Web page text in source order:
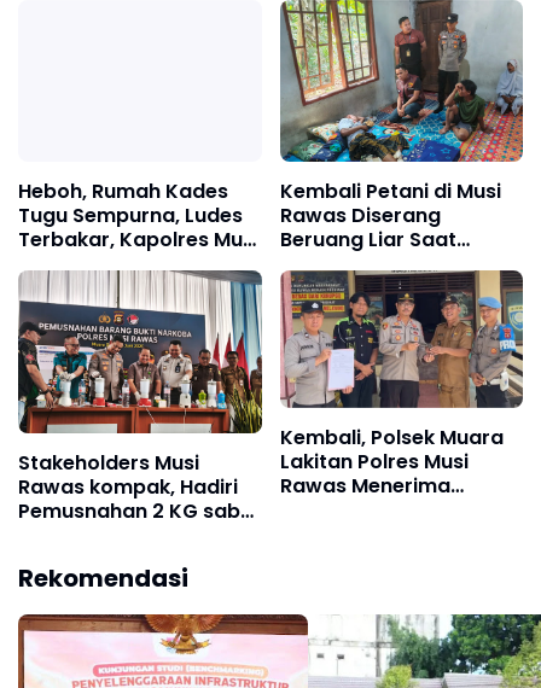
Diamankan
Heboh, Rumah Kades
Tugu Sempurna, Ludes
Terbakar, Kapolres Musi
Rawas Ingatkan "Bahwa
Instalasi Listrik Harus
Sesuai SNI"
Kembali Petani di Musi
Rawas Diserang
Beruang Liar Saat
Menyadap Karet
Stakeholders Musi
Rawas kompak, Hadiri
Pemusnahan 2 KG sabu,
Kembali, Polsek Muara
Lakitan Polres Musi
Rawas Menerima
Rekomendasi